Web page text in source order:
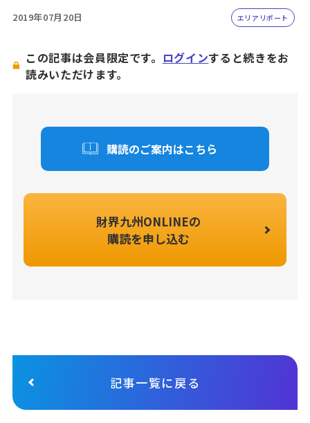
2019年07月20日 エリアリポート
この記事は会員限定です。 ログインすると続きをお
読みいただけます。
購読のご案内はこちら
財界九州ONLINEの
購読を申し込む
記事一覧に戻る